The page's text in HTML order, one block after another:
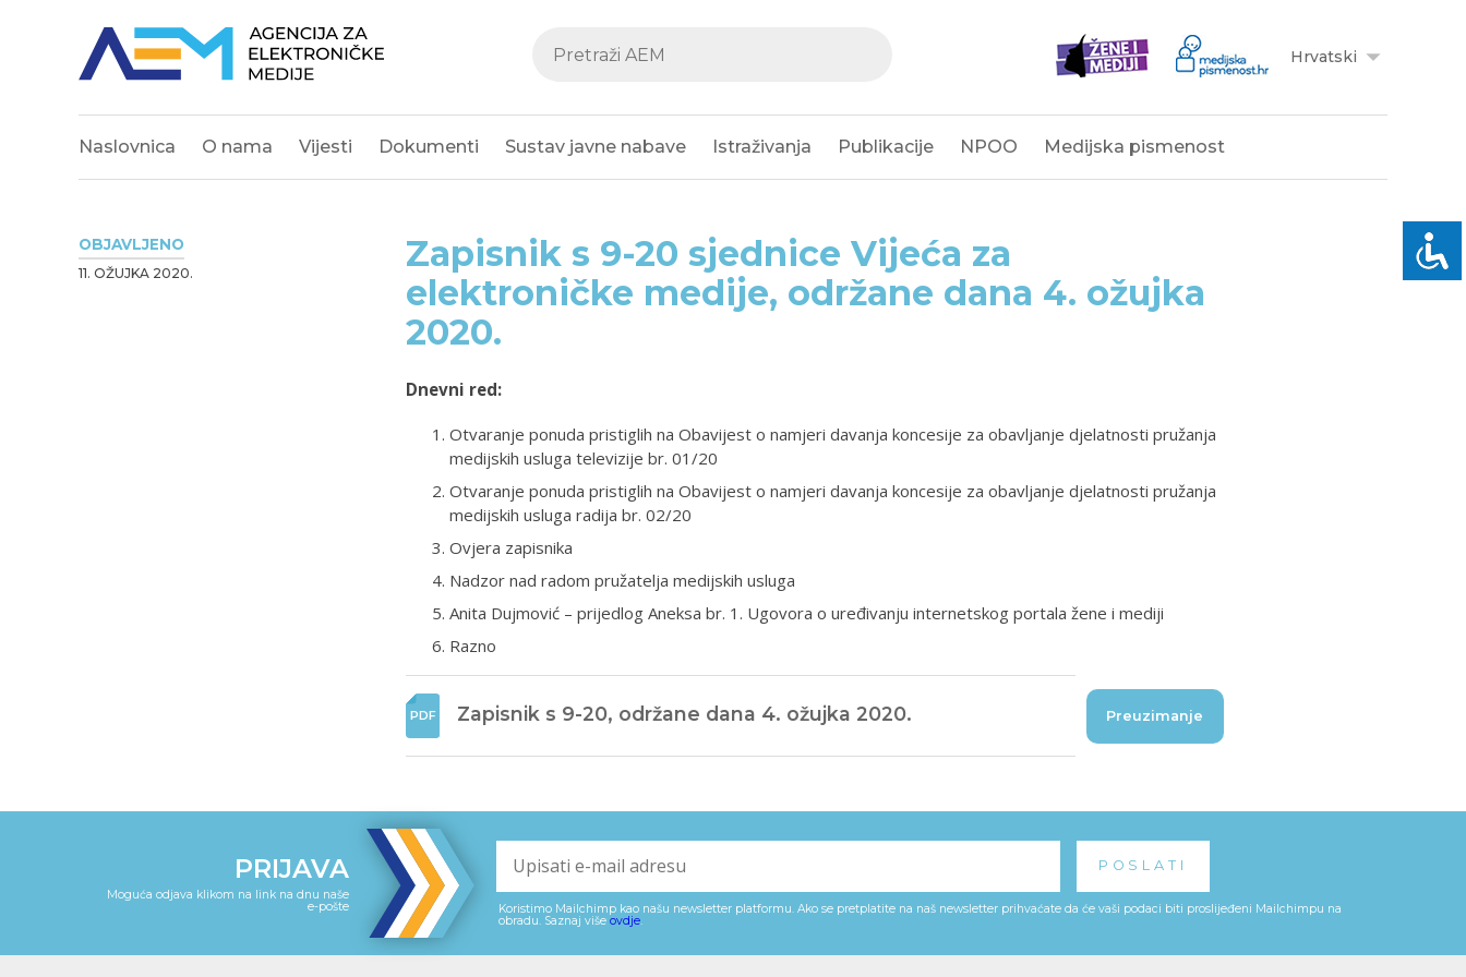
Hrvatski
Naslovnica O nama Vijesti Dokumenti Sustav javne nabave Istraživanja Publikacije NPOO Medijska pismenost
OBJAVLJENO
11. OŽUJKA 2020.
Zapisnik s 9-20 sjednice Vijeća za
elektroničke medije, održane dana 4. ožujka
2020.
Dnevni red:
Otvaranje ponuda pristiglih na Obavijest o namjeri davanja koncesije za obavljanje djelatnosti pružanja
medijskih usluga televizije br. 01/20
Otvaranje ponuda pristiglih na Obavijest o namjeri davanja koncesije za obavljanje djelatnosti pružanja
medijskih usluga radija br. 02/20
Ovjera zapisnika
Nadzor nad radom pružatelja medijskih usluga
Anita Dujmović – prijedlog Aneksa br. 1. Ugovora o uređivanju internetskog portala žene i mediji
Razno
Zapisnik s 9-20, održane dana 4. ožujka 2020. Preuzimanje
PRIJAVA
Moguća odjava klikom na link na dnu naše
e-pošte
Koristimo Mailchimp kao našu newsletter platformu. Ako se pretplatite na naš newsletter prihvaćate da će vaši podaci biti proslijeđeni Mailchimpu na
obradu. Saznaj više ovdje.